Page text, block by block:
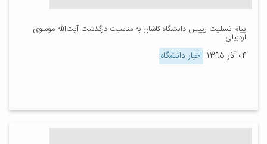
پیام تسلیت رییس دانشگاه کاشان به مناسبت درگذشت آیت‌الله موسوی
اردبیلی
۰۴ آذر ۱۳۹۵ اخبار دانشگاه